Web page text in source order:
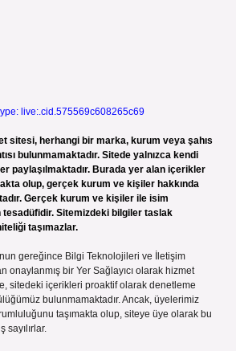
live:.cid.575569c608265c69
sitesi, herhangi bir marka, kurum veya şahıs
bulunmamaktadır. Sitede yalnızca kendi
paylaşılmaktadır. Burada yer alan içerikler
olup, gerçek kurum ve kişiler hakkında
Gerçek kurum ve kişiler ile isim
tesadüfidir. Sitemizdeki bilgiler taslak
taşımazlar.
gereğince Bilgi Teknolojileri ve İletişim
onaylanmış bir Yer Sağlayıcı olarak hizmet
sitedeki içerikleri proaktif olarak denetleme
bulunmamaktadır. Ancak, üyelerimiz
taşımakta olup, siteye üye olarak bu
sayılırlar.